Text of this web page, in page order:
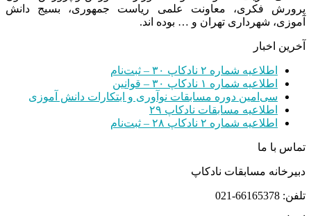
پرورش فکری، معاونت علمی ریاست جمهوری، بسیج دانش
آموزی، شهرداری تهران و … بوده اند.
آخرین اخبار
اطلاعیه شماره ۲ نادکاپ ۳۰ – ثبت‌نام
اطلاعیه شماره ۱ نادکاپ ۳۰ – قوانین
سی‌امین دوره مسابقات نوآوری و ابتکارات دانش آموزی
اطلاعیه مسابقات نادکاپ ۲۹
اطلاعیه شماره ۲ نادکاپ ۲۸ – ثبت‌نام
تماس با ما
دبیرخانه مسابقات نادکاپ
تلفن: 66165378-021